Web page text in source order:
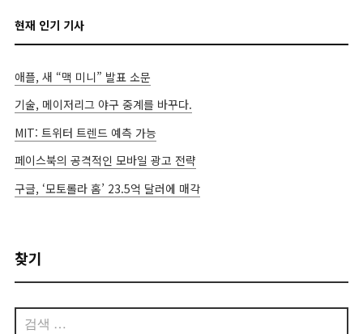
현재 인기 기사
애플, 새 “맥 미니” 발표 소문
기술, 메이저리그 야구 중계를 바꾸다.
MIT: 트위터 트렌드 예측 가능
페이스북의 공격적인 모바일 광고 전략
구글, ‘모토롤라 홈’ 23.5억 달러에 매각
찾기